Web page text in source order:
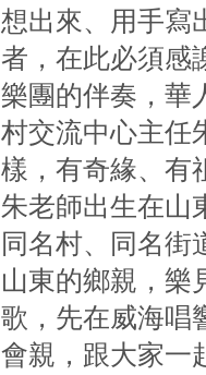
想出來、用手寫
者，在此必須感
樂團的伴奏，華
村交流中心主任
樣，有奇緣、有
朱老師出生在山
同名村、同名街
山東的鄉親，樂
歌，先在威海唱
會親，跟大家一